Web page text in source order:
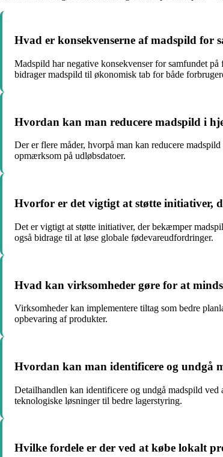
Hvad er konsekvenserne af madspild for
Madspild har negative konsekvenser for samfundet
bidrager madspild til økonomisk tab for både
Hvordan kan man reducere madspild i
Der er flere måder, hvorpå man kan reducere
opmærksom på udløbsdatoer.
Hvorfor er det vigtigt at støtte initiativer,
Det er vigtigt at støtte initiativer, der bekæmper
også bidrage til at løse globale fødevareudfordringer.
Hvad kan virksomheder gøre for at
Virksomheder kan implementere tiltag som bedre
opbevaring af produkter.
Hvordan kan man identificere og undgå
Detailhandlen kan identificere og undgå madspild ved
teknologiske løsninger til bedre lagerstyring.
Hvilke fordele er der ved at købe lokalt